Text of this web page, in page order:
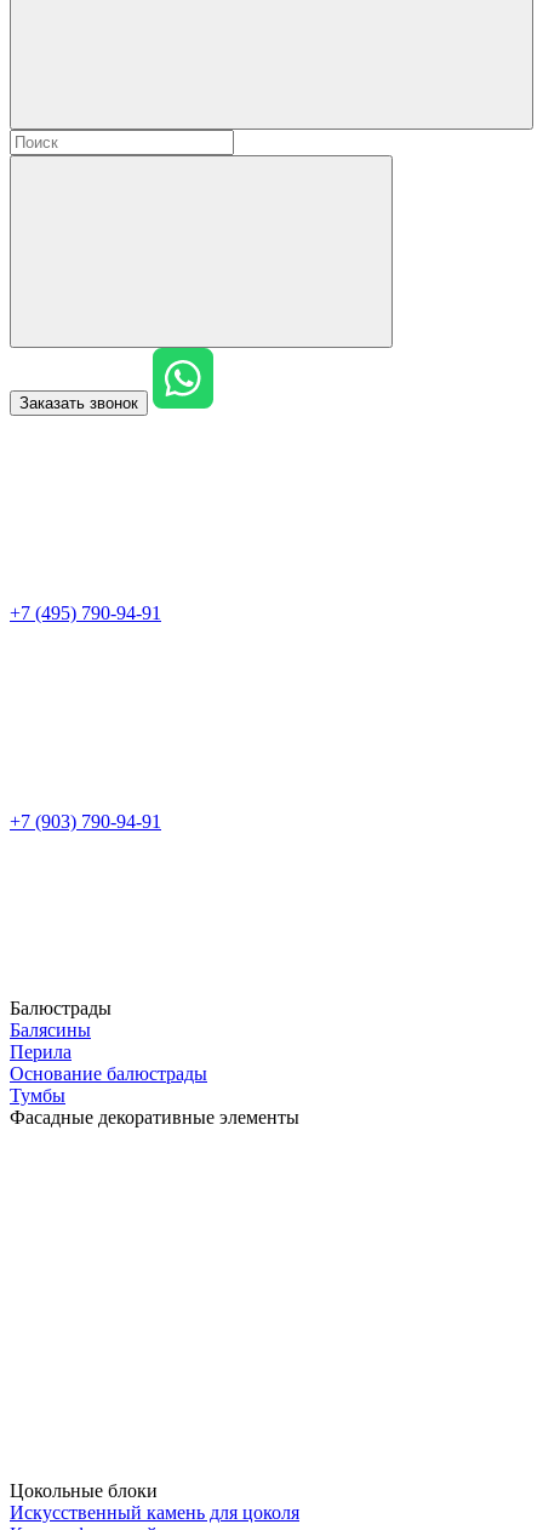
Заказать звонок
+7 (495) 790-94-91
+7 (903) 790-94-91
Балюстрады
Балясины
Перила
Основание балюстрады
Тумбы
Фасадные декоративные элементы
Цокольные блоки
Искусственный камень для цоколя